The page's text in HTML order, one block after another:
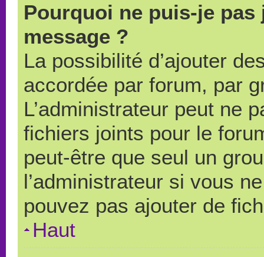
Pourquoi ne puis-je
message ?
La possibilité d’ajouter
accordée par forum, par
L’administrateur peut ne
fichiers joints pour le
peut-être que seul un
l’administrateur si vous
pouvez pas ajouter de
Haut